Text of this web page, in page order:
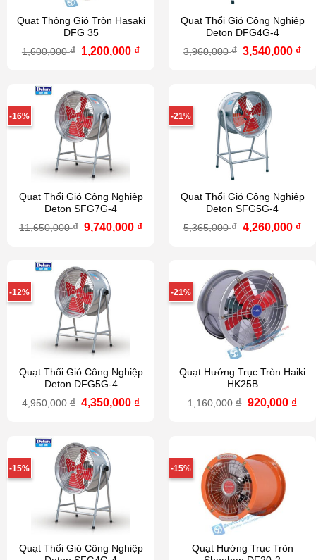
Quạt Thông Gió Tròn Hasaki
DFG 35
1,600,000₫ Giá
1,200,000 ₫Giá
Quạt Thổi Gió Công Nghiệp
Deton DFG4G-4
3,960,000₫ Giá
3,540,000 ₫
-16%
Quạt Thổi Gió Công Nghiệp
Deton SFG7G-4
11,650,000₫ Giá
9,740,000 ₫Giá
-21%
Quạt Thổi Gió Công Nghiệp
Deton SFG5G-4
5,365,000₫ Giá
4,260,000 ₫
-12%
Quạt Thổi Gió Công Nghiệp
Deton DFG5G-4
4,950,000₫ Giá
4,350,000 ₫Giá
-21%
Quạt Hướng Trục Tròn Haiki
HK25B
1,160,000₫ Giá
920,000 ₫Giá
-15%
Quạt Thổi Gió Công Nghiệp
-15%
Quạt Hướng Trục Tròn